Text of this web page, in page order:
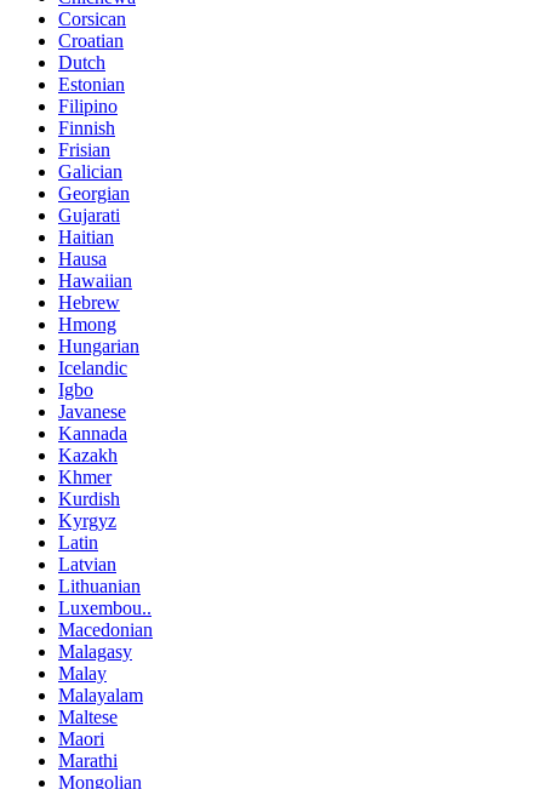
Corsican
Croatian
Dutch
Estonian
Filipino
Finnish
Frisian
Galician
Georgian
Gujarati
Haitian
Hausa
Hawaiian
Hebrew
Hmong
Hungarian
Icelandic
Igbo
Javanese
Kannada
Kazakh
Khmer
Kurdish
Kyrgyz
Latin
Latvian
Lithuanian
Luxembou..
Macedonian
Malagasy
Malay
Malayalam
Maltese
Maori
Marathi
Mongolian